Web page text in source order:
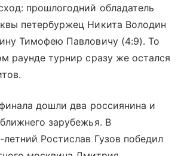
прошлогодний обладатель
петербуржец Никита Володин
Тимофею Павловичу (4:9). То
раунде турнир сразу же остался
дошли два россиянина и
зарубежья. В
Ростислав Гузов победил